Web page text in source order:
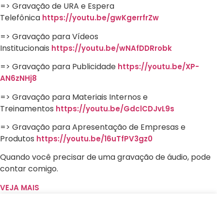
=> Gravação de URA e Espera
Telefônica https://youtu.be/gwKgerrfrZw
=> Gravação para Vídeos
Institucionais https://youtu.be/wNAfDDRrobk
=> Gravação para Publicidade https://youtu.be/XP-
AN6zNHj8
=> Gravação para Materiais Internos e
Treinamentos https://youtu.be/GdclCDJvL9s
=> Gravação para Apresentação de Empresas e
Produtos https://youtu.be/16uTfPV3gz0
Quando você precisar de uma gravação de áudio, pode
contar comigo.
VEJA MAIS